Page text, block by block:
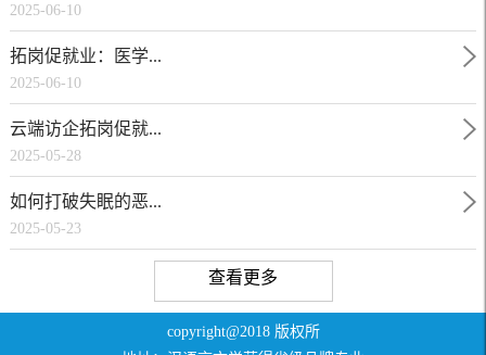
2025-06-10
拓岗促就业：医学...
2025-06-10
云端访企拓岗促就...
2025-05-28
如何打破失眠的恶...
2025-05-23
查看更多
copyright@2018 版权所